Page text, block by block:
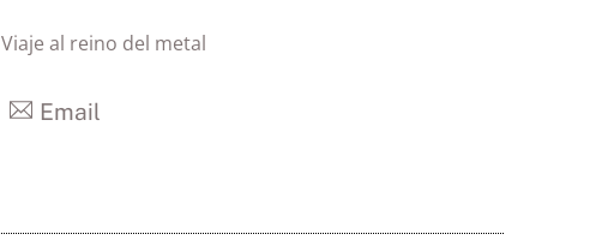
Viaje al reino del metal
Email